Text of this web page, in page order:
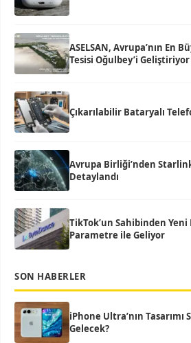
ASELSAN, Avrupa’nın En
Tesisi Oğulbey’i Geliştiriyor
Çıkarılabilir Bataryalı
Avrupa Birliği’nden
Detaylandı
TikTok’un Sahibinden Yeni
Parametre ile Geliyor
SON HABERLER
iPhone Ultra’nın Tasarımı
Gelecek?